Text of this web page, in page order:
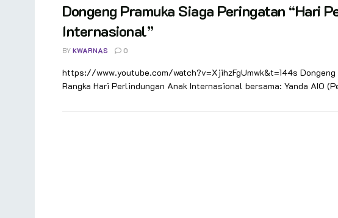
Dongeng Pramuka Siaga Peringatan “Hari
Internasional”
BY KWARNAS 0
https://www.youtube.com/watch?v=XjihzFgUmwk&t=144s Dongeng
Rangka Hari Perlindungan Anak Internasional bersama: Yanda AIO